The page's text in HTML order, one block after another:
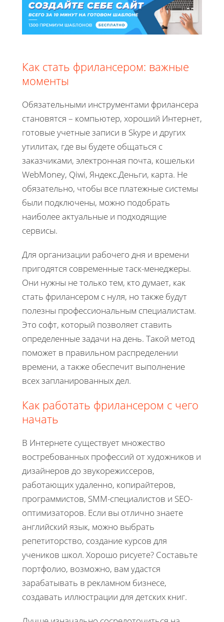
Как стать фрилансером: важные
моменты
Обязательными инструментами фрилансера
становятся – компьютер, хороший Интернет,
готовые учетные записи в Skype и других
утилитах, где вы будете общаться с
заказчиками, электронная почта, кошельки
WebMoney, Qiwi, Яндекс.Деньги, карта. Не
обязательно, чтобы все платежные системы
были подключены, можно подобрать
наиболее актуальные и подходящие
сервисы.
Для организации рабочего дня и времени
пригодятся современные таск-менеджеры.
Они нужны не только тем, кто думает, как
стать фрилансером с нуля, но также будут
полезны профессиональным специалистам.
Это софт, который позволяет ставить
определенные задачи на день. Такой метод
поможет в правильном распределении
времени, а также обеспечит выполнение
всех запланированных дел.
Как работать фрилансером с чего
начать
В Интернете существует множество
востребованных профессий от художников и
дизайнеров до звукорежиссеров,
работающих удаленно, копирайтеров,
программистов, SMM-специалистов и SEO-
оптимизаторов. Если вы отлично знаете
английский язык, можно выбрать
репетиторство, создание курсов для
учеников школ. Хорошо рисуете? Составьте
портфолио, возможно, вам удастся
зарабатывать в рекламном бизнесе,
создавать иллюстрации для детских книг.